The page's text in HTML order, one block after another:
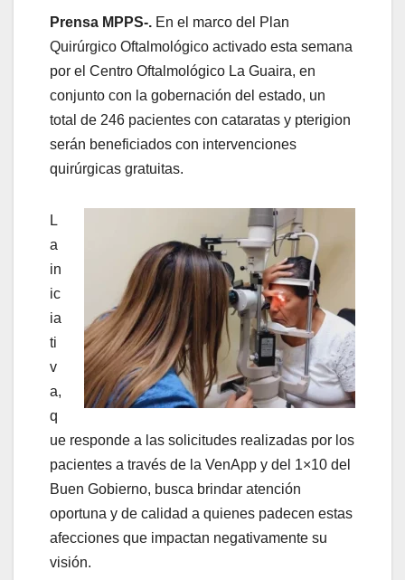
Prensa MPPS-. En el marco del Plan
Quirúrgico Oftalmológico activado esta semana
por el Centro Oftalmológico La Guaira, en
conjunto con la gobernación del estado, un
total de 246 pacientes con cataratas y pterigion
serán beneficiados con intervenciones
quirúrgicas gratuitas.
L
a
in
ic
ia
ti
v
a,
q
ue responde a las solicitudes realizadas por los
pacientes a través de la VenApp y del 1×10 del
Buen Gobierno, busca brindar atención
oportuna y de calidad a quienes padecen estas
afecciones que impactan negativamente su
visión.